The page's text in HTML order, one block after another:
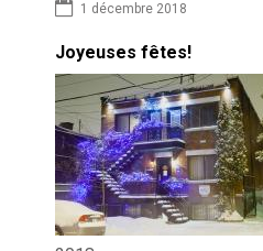
1 décembre 2018
Joyeuses fêtes!